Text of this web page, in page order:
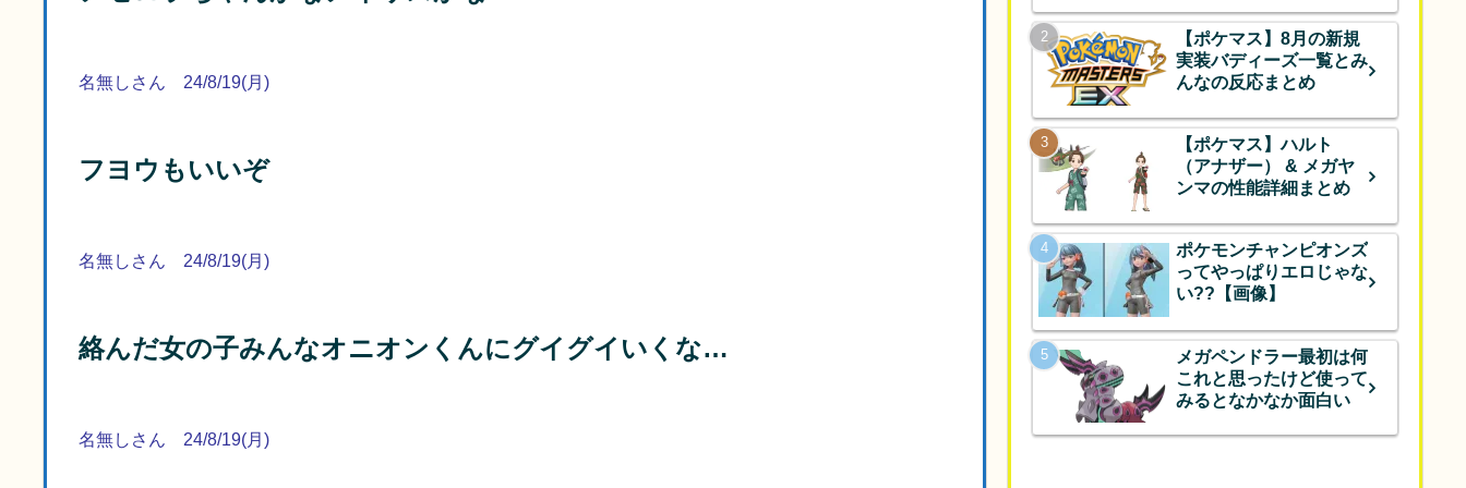
名無しさん 24/8/19(月)
フヨウもいいぞ
名無しさん 24/8/19(月)
絡んだ女の子みんなオニオンくんにグイグイいくな…
名無しさん 24/8/19(月)
【ポケマス】8月の新規
実装バディーズ一覧とみ
んなの反応まとめ
【ポケマス】ハルト
（アナザー） & メガヤ
ンマの性能詳細まとめ
ポケモンチャンピオンズ
ってやっぱりエロじゃな
い??【画像】
メガペンドラー最初は何
これと思ったけど使って
みるとなかなか面白い